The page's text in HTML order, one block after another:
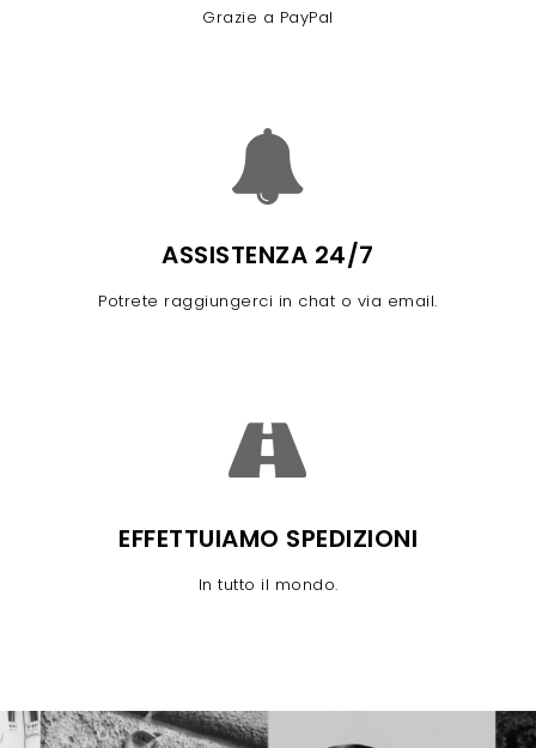
Grazie a PayPal
ASSISTENZA 24/7
Potrete raggiungerci in chat o via email.
EFFETTUIAMO SPEDIZIONI
In tutto il mondo.